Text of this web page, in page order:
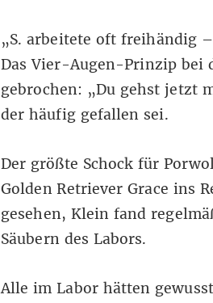
„S. arbeitete oft freihändig
Das Vier-Augen-Prinzip bei
gebrochen: „Du gehst jetzt
der häufig gefallen sei.
Der größte Schock für
Golden Retriever Grace ins
gesehen, Klein fand
Säubern des Labors.
Alle im Labor hätten